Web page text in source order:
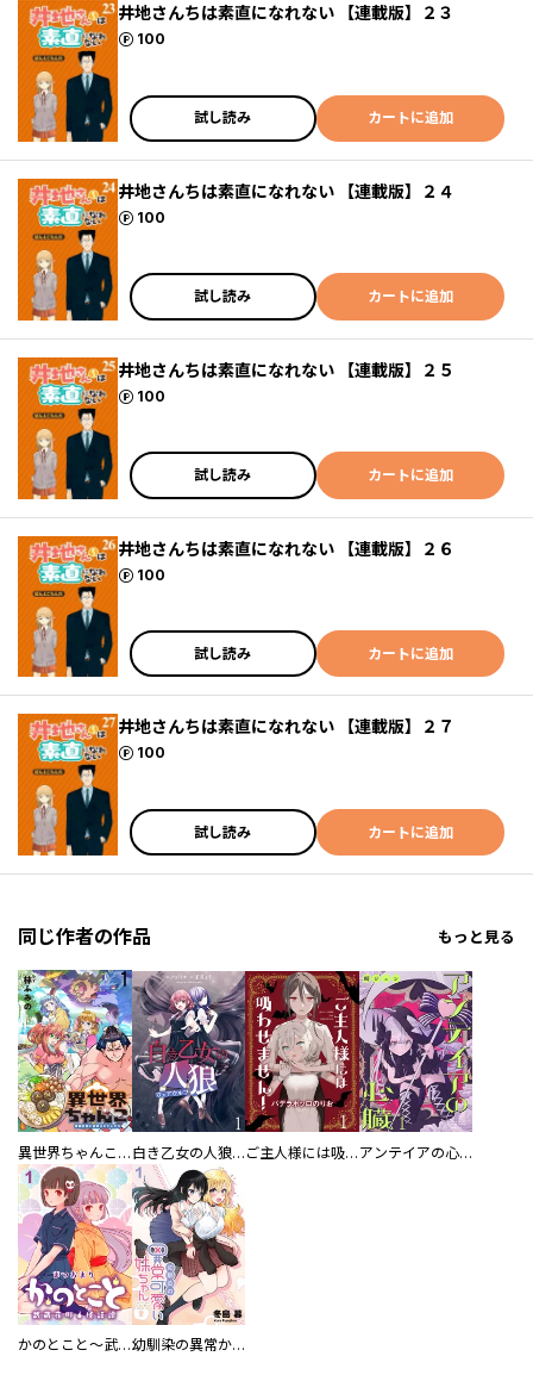
井地さんちは素直になれない 【連載版】２３
100
ポイント
試し読み カートに追加
井地さんちは素直になれない 【連載版】２４
100
ポイント
試し読み カートに追加
井地さんちは素直になれない 【連載版】２５
100
ポイント
試し読み カートに追加
井地さんちは素直になれない 【連載版】２６
100
ポイント
試し読み カートに追加
井地さんちは素直になれない 【連載版】２７
100
ポイント
試し読み カートに追加
同じ作者の作品 もっと見る
異世界ちゃんこ～横綱目前に召喚されたんだが～ 【連載版】 白き乙女の人狼（ウェアウルフ） 【連載版】 ご主人様には吸わせません！ 【連載版】 アンテイアの心臓 【連載版】
かのとこと～武蔵花町怪話譚～ 【連載版】 幼馴染の異常かわいい妹ちゃん 【連載版】